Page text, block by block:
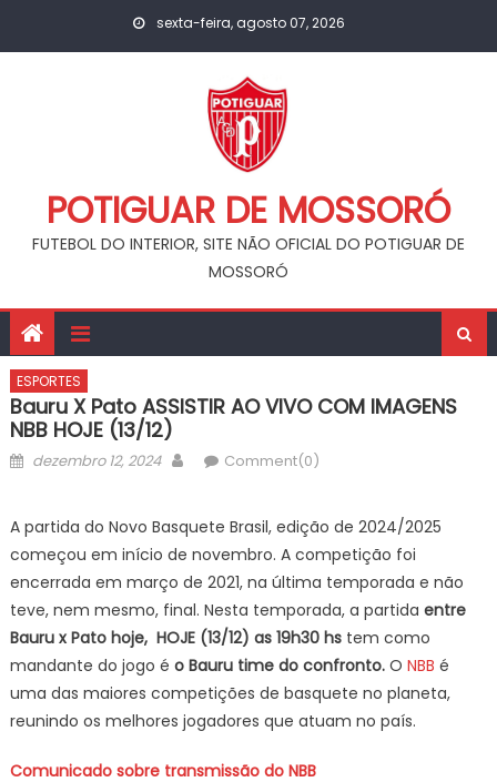
sexta-feira, agosto 07, 2026
POTIGUAR DE MOSSORÓ
FUTEBOL DO INTERIOR, SITE NÃO OFICIAL DO POTIGUAR DE
MOSSORÓ
ESPORTES
Bauru X Pato ASSISTIR AO VIVO COM IMAGENS
NBB HOJE (13/12)
Posted
dezembro 12, 2024 AuthorComment(0)
A partida do Novo Basquete Brasil, edição de 2024/2025
começou em início de novembro. A competição foi
encerrada em março de 2021, na última temporada e não
teve, nem mesmo, final. Nesta temporada, a partida entre
Bauru x Pato hoje, HOJE (13/12) as 19h30 hs tem como
mandante do jogo é o Bauru time do confronto. O NBB é
uma das maiores competições de basquete no planeta,
reunindo os melhores jogadores que atuam no país.
Comunicado sobre transmissão do NBB